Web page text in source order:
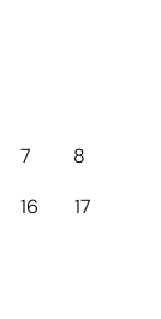
7
8
16
17